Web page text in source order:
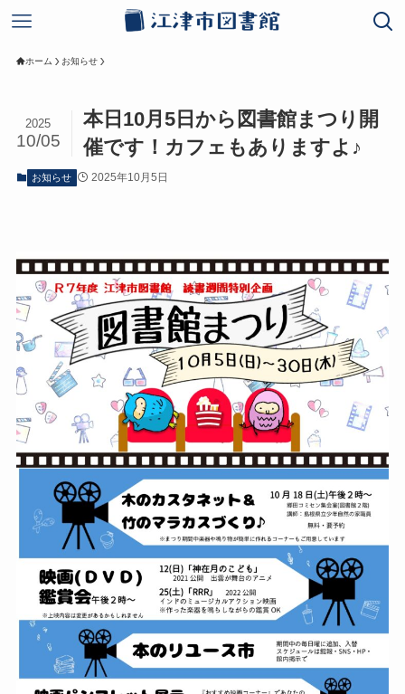
ホーム お知らせ
本日10月5日から図書館まつり開
催です！カフェもありますよ♪
2025
10/05
お知らせ 2025年10月5日